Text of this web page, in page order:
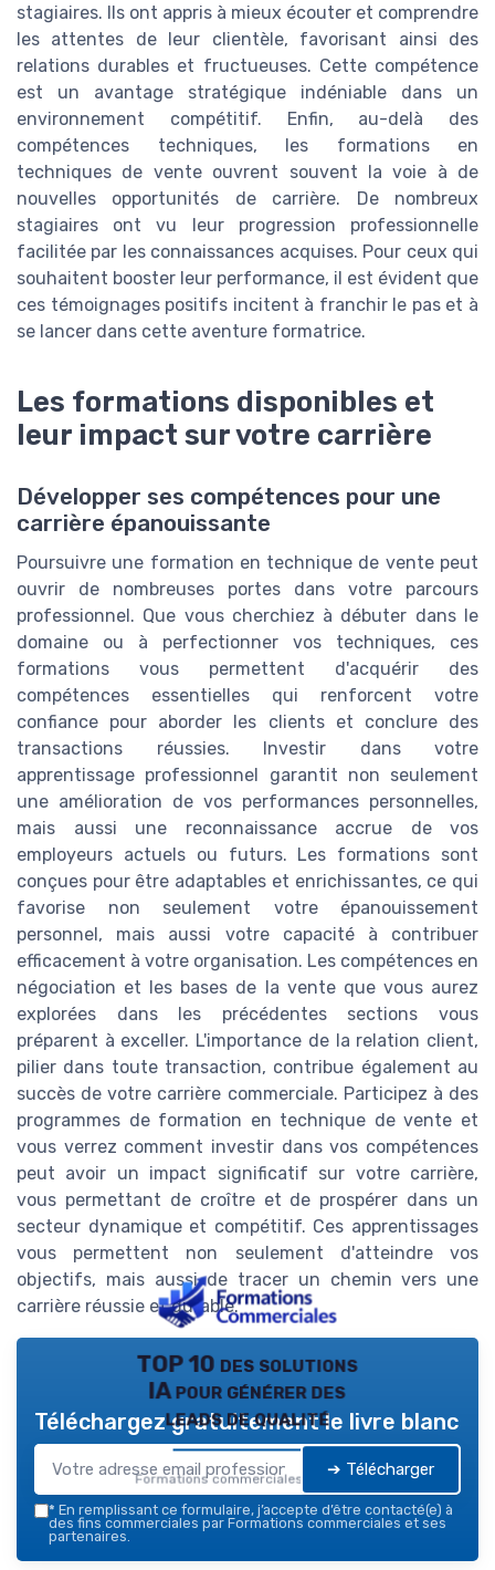
stagiaires. Ils ont appris à mieux écouter et comprendre
les attentes de leur clientèle, favorisant ainsi des
relations durables et fructueuses. Cette compétence
est un avantage stratégique indéniable dans un
environnement compétitif. Enfin, au-delà des
compétences techniques, les formations en
techniques de vente ouvrent souvent la voie à de
nouvelles opportunités de carrière. De nombreux
stagiaires ont vu leur progression professionnelle
facilitée par les connaissances acquises. Pour ceux qui
souhaitent booster leur performance, il est évident que
ces témoignages positifs incitent à franchir le pas et à
se lancer dans cette aventure formatrice.
Les formations disponibles et
leur impact sur votre carrière
Développer ses compétences pour une
carrière épanouissante
Poursuivre une formation en technique de vente peut
ouvrir de nombreuses portes dans votre parcours
professionnel. Que vous cherchiez à débuter dans le
domaine ou à perfectionner vos techniques, ces
formations vous permettent d'acquérir des
compétences essentielles qui renforcent votre
confiance pour aborder les clients et conclure des
transactions réussies. Investir dans votre
apprentissage professionnel garantit non seulement
une amélioration de vos performances personnelles,
mais aussi une reconnaissance accrue de vos
employeurs actuels ou futurs. Les formations sont
conçues pour être adaptables et enrichissantes, ce qui
favorise non seulement votre épanouissement
personnel, mais aussi votre capacité à contribuer
efficacement à votre organisation. Les compétences en
négociation et les bases de la vente que vous aurez
explorées dans les précédentes sections vous
préparent à exceller. L'importance de la relation client,
pilier dans toute transaction, contribue également au
succès de votre carrière commerciale. Participez à des
programmes de formation en technique de vente et
vous verrez comment investir dans vos compétences
peut avoir un impact significatif sur votre carrière,
vous permettant de croître et de prospérer dans un
secteur dynamique et compétitif. Ces apprentissages
vous permettent non seulement d'atteindre vos
objectifs, mais aussi de tracer un chemin vers une
carrière réussie et durable.
TOP 10 des solutions
IA pour générer des
leads de qualité
Formations commerciales — 2026
Téléchargez gratuitement le livre blanc
➔ Télécharger
* En remplissant ce formulaire, j’accepte d’être contacté(e) à
des fins commerciales par Formations commerciales et ses
partenaires.